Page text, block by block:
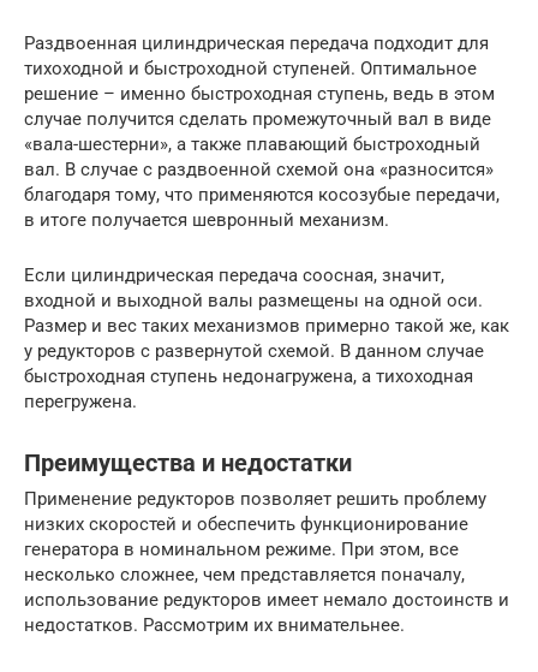
Раздвоенная цилиндрическая передача подходит для
тихоходной и быстроходной ступеней. Оптимальное
решение – именно быстроходная ступень, ведь в этом
случае получится сделать промежуточный вал в виде
«вала-шестерни», а также плавающий быстроходный
вал. В случае с раздвоенной схемой она «разносится»
благодаря тому, что применяются косозубые передачи,
в итоге получается шевронный механизм.
Если цилиндрическая передача соосная, значит,
входной и выходной валы размещены на одной оси.
Размер и вес таких механизмов примерно такой же, как
у редукторов с развернутой схемой. В данном случае
быстроходная ступень недонагружена, а тихоходная
перегружена.
Преимущества и недостатки
Применение редукторов позволяет решить проблему
низких скоростей и обеспечить функционирование
генератора в номинальном режиме. При этом, все
несколько сложнее, чем представляется поначалу,
использование редукторов имеет немало достоинств и
недостатков. Рассмотрим их внимательнее.